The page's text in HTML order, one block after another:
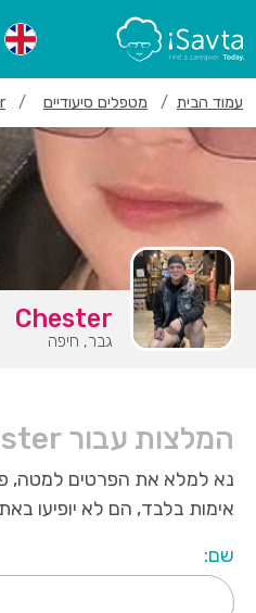
עמוד הבית מטפלים סיעודיים
Chester
גבר, חיפה
המלצות עבור Chester
נא למלא את הפרטים למטה,
אימות בלבד, הם לא יופיעו
שם: